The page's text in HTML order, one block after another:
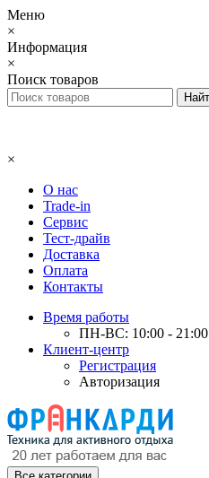
Меню
×
Информация
×
Поиск товаров
×
О нас
Trade-in
Сервис
Тест-драйв
Доставка
Оплата
Контакты
Время работы
ПН-ВС: 10:00 - 21:00
Клиент-центр
Регистрация
Авторизация